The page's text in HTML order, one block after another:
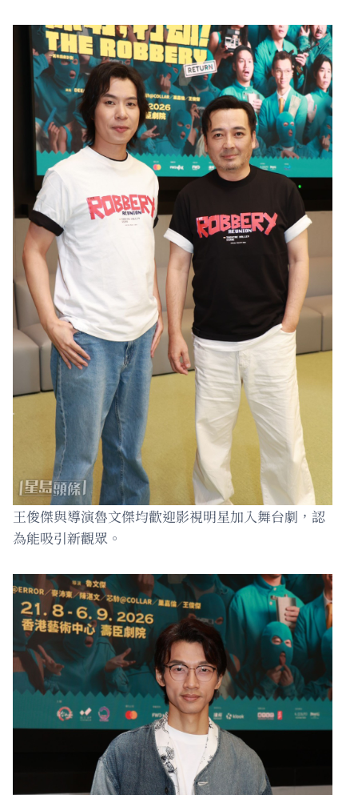
王俊傑與導演魯文傑均歡迎影視明星加入舞台劇，認
為能吸引新觀眾。